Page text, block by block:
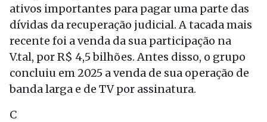
ativos importantes para pagar uma parte das
dívidas da recuperação judicial. A tacada mais
recente foi a venda da sua participação na
V.tal, por R$ 4,5 bilhões. Antes disso, o grupo
concluiu em 2025 a venda de sua operação de
banda larga e de TV por assinatura.
C